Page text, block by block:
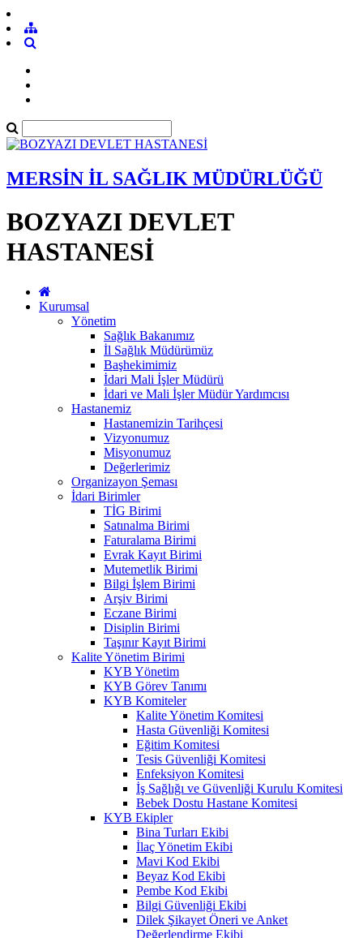
MERSİN İL SAĞLIK MÜDÜRLÜĞÜ
BOZYAZI DEVLET
HASTANESİ
Kurumsal
Yönetim
Sağlık Bakanımız
İl Sağlık Müdürümüz
Başhekimimiz
İdari Mali İşler Müdürü
İdari ve Mali İşler Müdür Yardımcısı
Hastanemiz
Hastanemizin Tarihçesi
Vizyonumuz
Misyonumuz
Değerlerimiz
Organizayon Şeması
İdari Birimler
TİG Birimi
Satınalma Birimi
Faturalama Birimi
Evrak Kayıt Birimi
Mutemetlik Birimi
Bilgi İşlem Birimi
Arşiv Birimi
Eczane Birimi
Disiplin Birimi
Taşınır Kayıt Birimi
Kalite Yönetim Birimi
KYB Yönetim
KYB Görev Tanımı
KYB Komiteler
Kalite Yönetim Komitesi
Hasta Güvenliği Komitesi
Eğitim Komitesi
Tesis Güvenliği Komitesi
Enfeksiyon Komitesi
İş Sağlığı ve Güvenliği Kurulu Komitesi
Bebek Dostu Hastane Komitesi
KYB Ekipler
Bina Turları Ekibi
İlaç Yönetim Ekibi
Mavi Kod Ekibi
Beyaz Kod Ekibi
Pembe Kod Ekibi
Bilgi Güvenliği Ekibi
Dilek Şikayet Öneri ve Anket
Değerlendirme Ekibi